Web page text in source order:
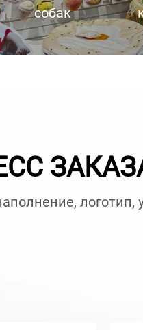
собак